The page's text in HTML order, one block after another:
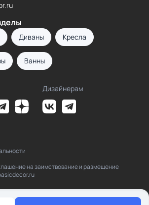
Диваны Кресла
Ванны
Дизайнерам
на заимствование и размещение